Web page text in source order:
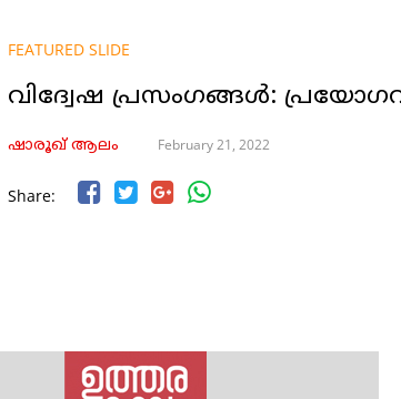
FEATURED SLIDE
വിദ്വേഷ പ്രസംഗങ്ങൾ:
ഷാരൂഖ് ആലം February 21, 2022
Share: